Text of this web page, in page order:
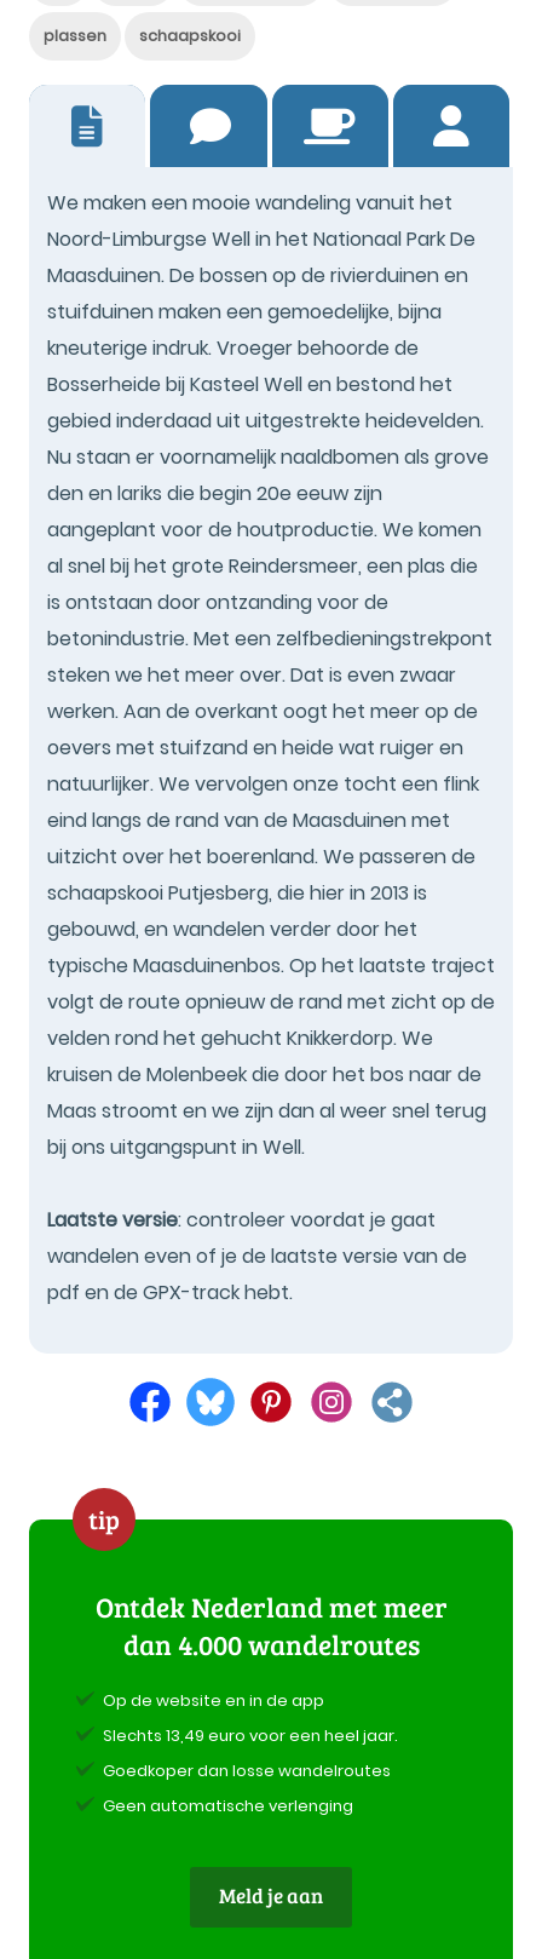
plassen schaapskooi
We maken een mooie wandeling vanuit het
Noord-Limburgse Well in het Nationaal Park De
Maasduinen. De bossen op de rivierduinen en
stuifduinen maken een gemoedelijke, bijna
kneuterige indruk. Vroeger behoorde de
Bosserheide bij Kasteel Well en bestond het
gebied inderdaad uit uitgestrekte heidevelden.
Nu staan er voornamelijk naaldbomen als grove
den en lariks die begin 20e eeuw zijn
aangeplant voor de houtproductie. We komen
al snel bij het grote Reindersmeer, een plas die
is ontstaan door ontzanding voor de
betonindustrie. Met een zelfbedieningstrekpont
steken we het meer over. Dat is even zwaar
werken. Aan de overkant oogt het meer op de
oevers met stuifzand en heide wat ruiger en
natuurlijker. We vervolgen onze tocht een flink
eind langs de rand van de Maasduinen met
uitzicht over het boerenland. We passeren de
schaapskooi Putjesberg, die hier in 2013 is
gebouwd, en wandelen verder door het
typische Maasduinenbos. Op het laatste traject
volgt de route opnieuw de rand met zicht op de
velden rond het gehucht Knikkerdorp. We
kruisen de Molenbeek die door het bos naar de
Maas stroomt en we zijn dan al weer snel terug
bij ons uitgangspunt in Well.
Laatste versie: controleer voordat je gaat
wandelen even of je de laatste versie van de
pdf en de GPX-track hebt.
tip
Ontdek Nederland met meer
dan 4.000 wandelroutes
Op de website en in de app
Slechts 13,49 euro voor een heel jaar.
Goedkoper dan losse wandelroutes
Geen automatische verlenging
Meld je aan